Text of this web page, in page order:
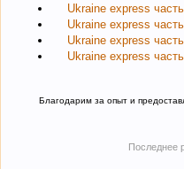
Ukraine express
Ukraine express
Ukraine express
Ukraine express
Благодарим за опыт и
Последнее